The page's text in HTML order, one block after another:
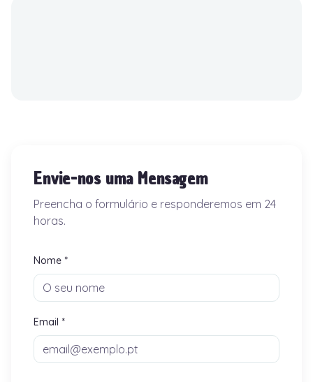
Envie-nos uma Mensagem
Preencha o formulário e responderemos em 24
horas.
Nome *
Email *